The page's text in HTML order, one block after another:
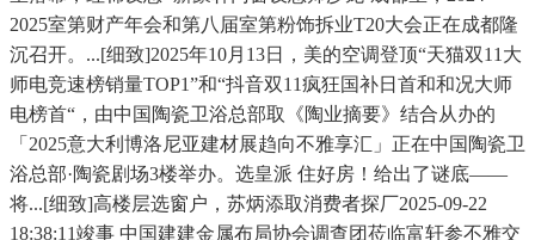
2025室第财产年会和第八届室第粉饰拆业T20大会正在成都隆
沉召开。...[细致]2025年10月13日，美的空调登顶“天猫双11大
师电竞速榜销量TOP1”和“抖音双11疯狂国补日首和和况大师
电榜首“，由中国陶瓷卫浴总部取《陶业摘要》结合从办的
「2025意大利博洛尼亚建材展趋向不雅享汇」正在中国陶瓷卫
浴总部·陶瓷剧场3楼举办。选皇派 住好房！给出了谜底——
将...[细致]高楼层选窗户，苏炳添取消费者探厂2025-09-22
18:38:11竣事 中国建建金属布局协会调查团莅临富轩参不雅交